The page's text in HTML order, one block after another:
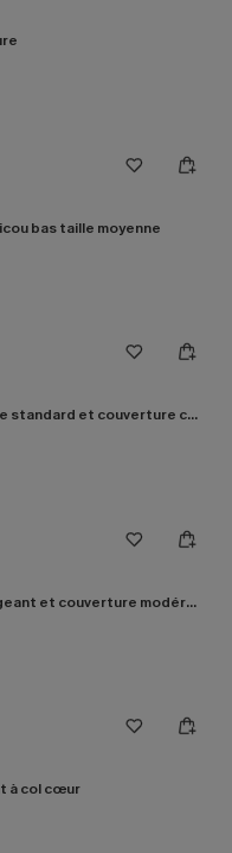
bas taille moyenne
Bikini colorblock à taille standard et couverture classique
Bikini rouge à col plongeant et couverture modérée
à col cœur